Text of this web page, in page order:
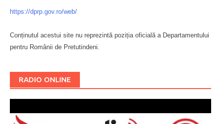
https://dprp.gov.ro/web/
Conținutul acestui site nu reprezintă poziția oficială a Departamentului
pentru Românii de Pretutindeni.
RADIO ONLINE